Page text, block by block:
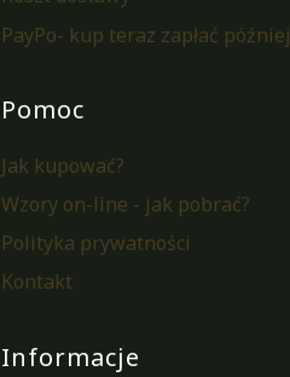
PayPo- kup teraz zapłać później
Pomoc
Jak kupować?
Wzory on-line - jak pobrać?
Polityka prywatności
Kontakt
Informacje